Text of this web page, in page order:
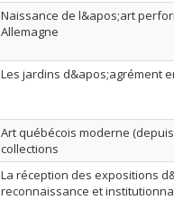
Naissance de l&apos;art
Allemagne
Les jardins d&apos;agrément
Art québécois moderne
collections
La réception des expositions
reconnaissance et